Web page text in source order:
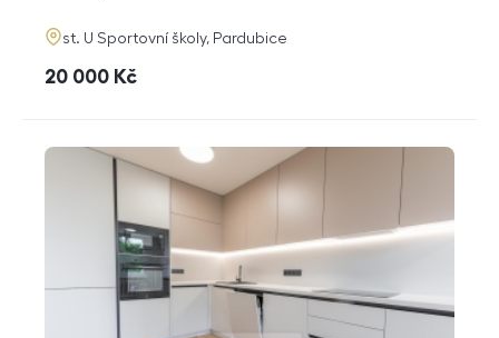
adresa
st. U Sportovní školy, Pardubice
cena
20 000 Kč